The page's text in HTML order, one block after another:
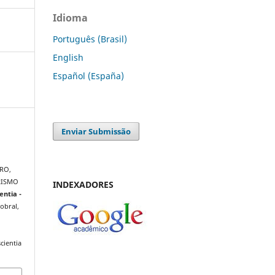
-
Idioma
Português (Brasil)
English
Español (España)
Enviar Submissão
INDEXADORES